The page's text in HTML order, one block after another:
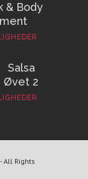
& Body
Salsa
Øvet 2
All Rights